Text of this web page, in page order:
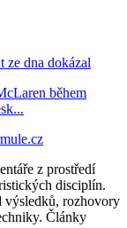
ze dna dokázal
během
z prostředí
disciplín.
výsledků, rozhovory
Články